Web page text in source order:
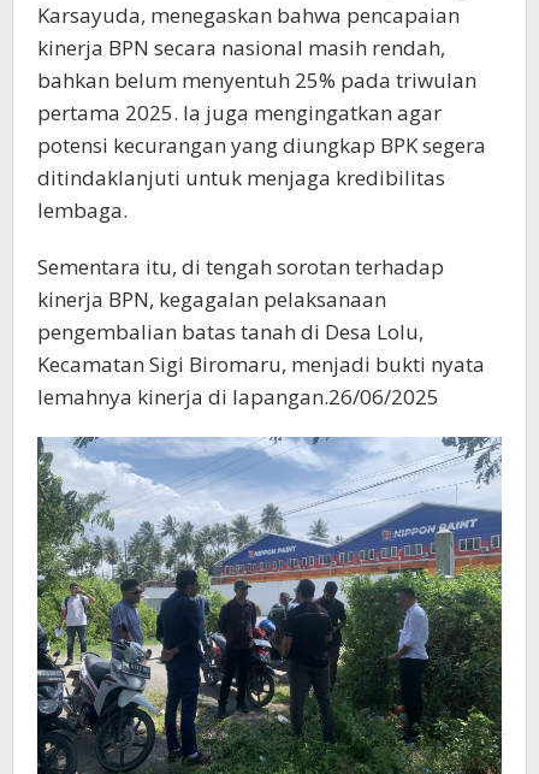
Karsayuda, menegaskan bahwa pencapaian
kinerja BPN secara nasional masih rendah,
bahkan belum menyentuh 25% pada triwulan
pertama 2025. Ia juga mengingatkan agar
potensi kecurangan yang diungkap BPK segera
ditindaklanjuti untuk menjaga kredibilitas
lembaga.
Sementara itu, di tengah sorotan terhadap
kinerja BPN, kegagalan pelaksanaan
pengembalian batas tanah di Desa Lolu,
Kecamatan Sigi Biromaru, menjadi bukti nyata
lemahnya kinerja di lapangan.26/06/2025